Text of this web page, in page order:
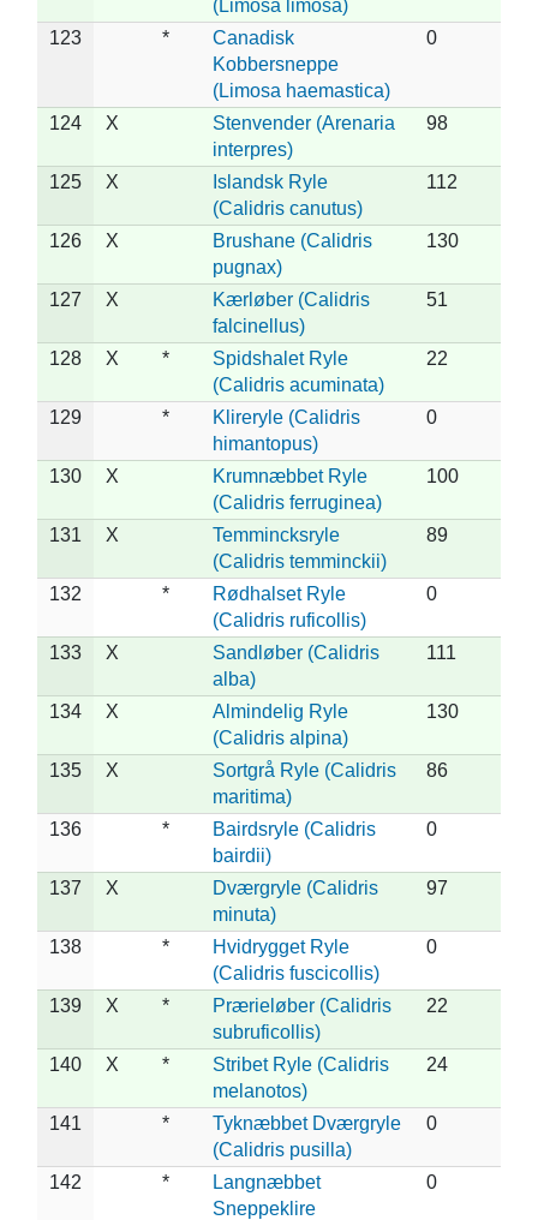
(Limosa limosa)
123
*
Canadisk
Kobbersneppe
(Limosa haemastica)
0
124 X
Stenvender (Arenaria
interpres)
98
125 X
Islandsk Ryle
(Calidris canutus)
112
126 X
Brushane (Calidris
pugnax)
130
127 X
Kærløber (Calidris
falcinellus)
51
128 X *
Spidshalet Ryle
(Calidris acuminata)
22
129 *
Klireryle (Calidris
himantopus)
0
130 X
Krumnæbbet Ryle
(Calidris ferruginea)
100
131 X
Temmincksryle
(Calidris temminckii)
89
132 *
Rødhalset Ryle
(Calidris ruficollis)
0
133 X
Sandløber (Calidris
alba)
111
134 X
Almindelig Ryle
(Calidris alpina)
130
135 X
Sortgrå Ryle (Calidris
maritima)
86
136 *
Bairdsryle (Calidris
bairdii)
0
137 X
Dværgryle (Calidris
minuta)
97
138 *
Hvidrygget Ryle
(Calidris fuscicollis)
0
139 X *
Prærieløber (Calidris
subruficollis)
22
140 X *
Stribet Ryle (Calidris
melanotos)
24
141 *
Tyknæbbet Dværgryle
(Calidris pusilla)
0
142 *
Langnæbbet
Sneppeklire
0